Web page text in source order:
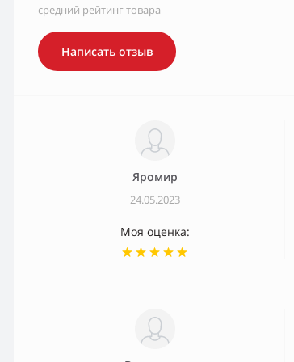
средний рейтинг товара
Написать отзыв
Яромир
24.05.2023
Моя оценка: